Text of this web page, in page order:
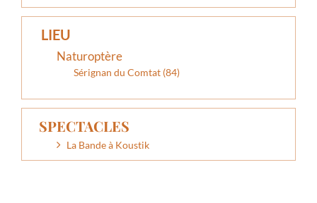
LIEU
Naturoptère
Sérignan du Comtat (84)
SPECTACLES
La Bande à Koustik